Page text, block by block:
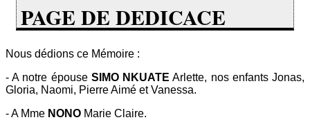
PAGE DE DEDICACE
Nous dédions ce Mémoire :
- A notre épouse SIMO NKUATE Arlette, nos enfants Jonas,
Gloria, Naomi, Pierre Aimé et Vanessa.
- A Mme NONO Marie Claire.